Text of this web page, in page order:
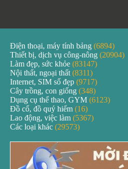
Điện thoại, máy tính bảng (6894)
Thiết bị, dịch vụ công-nông (20904)
Làm đẹp, sức khỏe (83147)
Nội thất, ngoại thất (8311)
Internet, SIM số đẹp (9717)
Cây trồng, con giống (348)
Dụng cụ thể thao, GYM (6123)
Đồ cổ, đồ quý hiếm (16)
Lao động, việc làm (5367)
Các loại khác (29573)